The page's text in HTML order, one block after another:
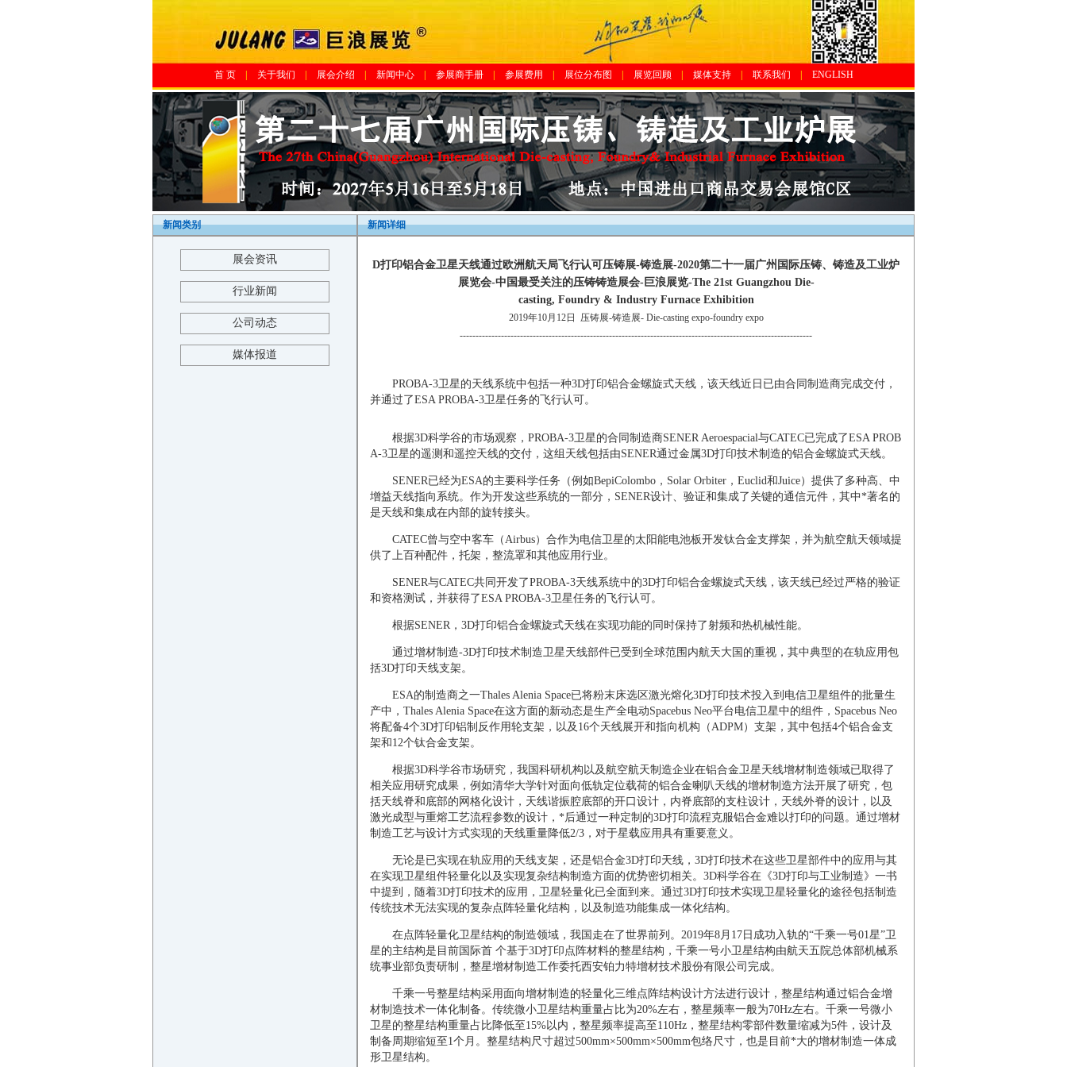
首 页 关于我们 展会介绍 新闻中心 参展商手册| 参展费用 展位分布图 展览回顾 媒体支持| 联系我们 ENGLISH
新闻类别
展会资讯
行业新闻
公司动态
媒体报道
新闻详细
D打印铝合金卫星天线通过欧洲航天局飞行认可压铸展-铸造展-2020第二十一届广州国际压铸、铸造及工业炉
展览会-中国最受关注的压铸铸造展会-巨浪展览-The 21st Guangzhou Die-
casting, Foundry & Industry Furnace Exhibition
2019年10月12日
压铸展-铸造展- Die-casting expo-foundry expo
---------------------------------------------------------------------------------------------------------------
PROBA-3卫星的天线系统中包括一种3D打印铝合金螺旋式天线，该天线近日已由合同制造商完成交付，
并通过了ESA PROBA-3卫星任务的飞行认可。
根据3D科学谷的市场观察，PROBA-3卫星的合同制造商SENER Aeroespacial与CATEC已完成了ESA PROB
A-3卫星的遥测和遥控天线的交付，这组天线包括由SENER通过金属3D打印技术制造的铝合金螺旋式天线。
SENER已经为ESA的主要科学任务（例如BepiColombo，Solar Orbiter，Euclid和Juice）提供了多种高、中
增益天线指向系统。作为开发这些系统的一部分，SENER设计、验证和集成了关键的通信元件，其中*著名的
是天线和集成在内部的旋转接头。
CATEC曾与空中客车（Airbus）合作为电信卫星的太阳能电池板开发钛合金支撑架，并为航空航天领域提
供了上百种配件，托架，整流罩和其他应用行业。
SENER与CATEC共同开发了PROBA-3天线系统中的3D打印铝合金螺旋式天线，该天线已经过严格的验证
和资格测试，并获得了ESA PROBA-3卫星任务的飞行认可。
根据SENER，3D打印铝合金螺旋式天线在实现功能的同时保持了射频和热机械性能。
通过增材制造-3D打印技术制造卫星天线部件已受到全球范围内航天大国的重视，其中典型的在轨应用包
括3D打印天线支架。
ESA的制造商之一Thales Alenia Space已将粉末床选区激光熔化3D打印技术投入到电信卫星组件的批量生
产中，Thales Alenia Space在这方面的新动态是生产全电动Spacebus Neo平台电信卫星中的组件，Spacebus Neo
将配备4个3D打印铝制反作用轮支架，以及16个天线展开和指向机构（ADPM）支架，其中包括4个铝合金支
架和12个钛合金支架。
根据3D科学谷市场研究，我国科研机构以及航空航天制造企业在铝合金卫星天线增材制造领域已取得了
相关应用研究成果，例如清华大学针对面向低轨定位载荷的铝合金喇叭天线的增材制造方法开展了研究，包
括天线脊和底部的网格化设计，天线谐振腔底部的开口设计，内脊底部的支柱设计，天线外脊的设计，以及
激光成型与重熔工艺流程参数的设计，*后通过一种定制的3D打印流程克服铝合金难以打印的问题。通过增材
制造工艺与设计方式实现的天线重量降低2/3，对于星载应用具有重要意义。
无论是已实现在轨应用的天线支架，还是铝合金3D打印天线，3D打印技术在这些卫星部件中的应用与其
在实现卫星组件轻量化以及实现复杂结构制造方面的优势密切相关。3D科学谷在《3D打印与工业制造》一书
中提到，随着3D打印技术的应用，卫星轻量化已全面到来。通过3D打印技术实现卫星轻量化的途径包括制造
传统技术无法实现的复杂点阵轻量化结构，以及制造功能集成一体化结构。
在点阵轻量化卫星结构的制造领域，我国走在了世界前列。2019年8月17日成功入轨的“千乘一号01星”卫
星的主结构是目前国际首 个基于3D打印点阵材料的整星结构，千乘一号小卫星结构由航天五院总体部机械系
统事业部负责研制，整星增材制造工作委托西安铂力特增材技术股份有限公司完成。
千乘一号整星结构采用面向增材制造的轻量化三维点阵结构设计方法进行设计，整星结构通过铝合金增
材制造技术一体化制备。传统微小卫星结构重量占比为20%左右，整星频率一般为70Hz左右。千乘一号微小
卫星的整星结构重量占比降低至15%以内，整星频率提高至110Hz，整星结构零部件数量缩减为5件，设计及
制备周期缩短至1个月。整星结构尺寸超过500mm×500mm×500mm包络尺寸，也是目前*大的增材制造一体成
形卫星结构。